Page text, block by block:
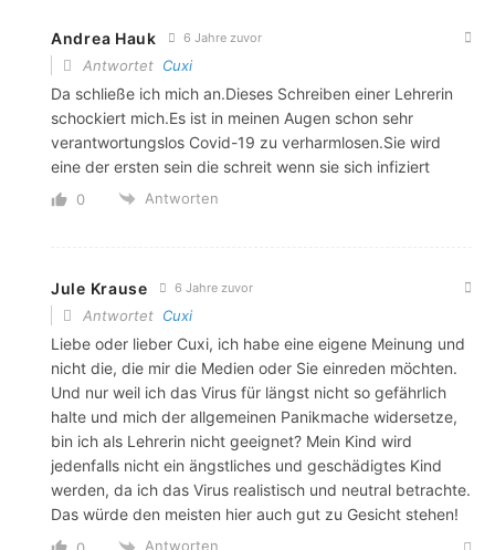
Andrea Hauk 6 Jahre zuvor
Antwortet Cuxi
Da schließe ich mich an.Dieses Schreiben einer Lehrerin
schockiert mich.Es ist in meinen Augen schon sehr
verantwortungslos Covid-19 zu verharmlosen.Sie wird
eine der ersten sein die schreit wenn sie sich infiziert
0 Antworten
Jule Krause 6 Jahre zuvor
Antwortet Cuxi
Liebe oder lieber Cuxi, ich habe eine eigene Meinung und
nicht die, die mir die Medien oder Sie einreden möchten.
Und nur weil ich das Virus für längst nicht so gefährlich
halte und mich der allgemeinen Panikmache widersetze,
bin ich als Lehrerin nicht geeignet? Mein Kind wird
jedenfalls nicht ein ängstliches und geschädigtes Kind
werden, da ich das Virus realistisch und neutral betrachte.
Das würde den meisten hier auch gut zu Gesicht stehen!
Antworten